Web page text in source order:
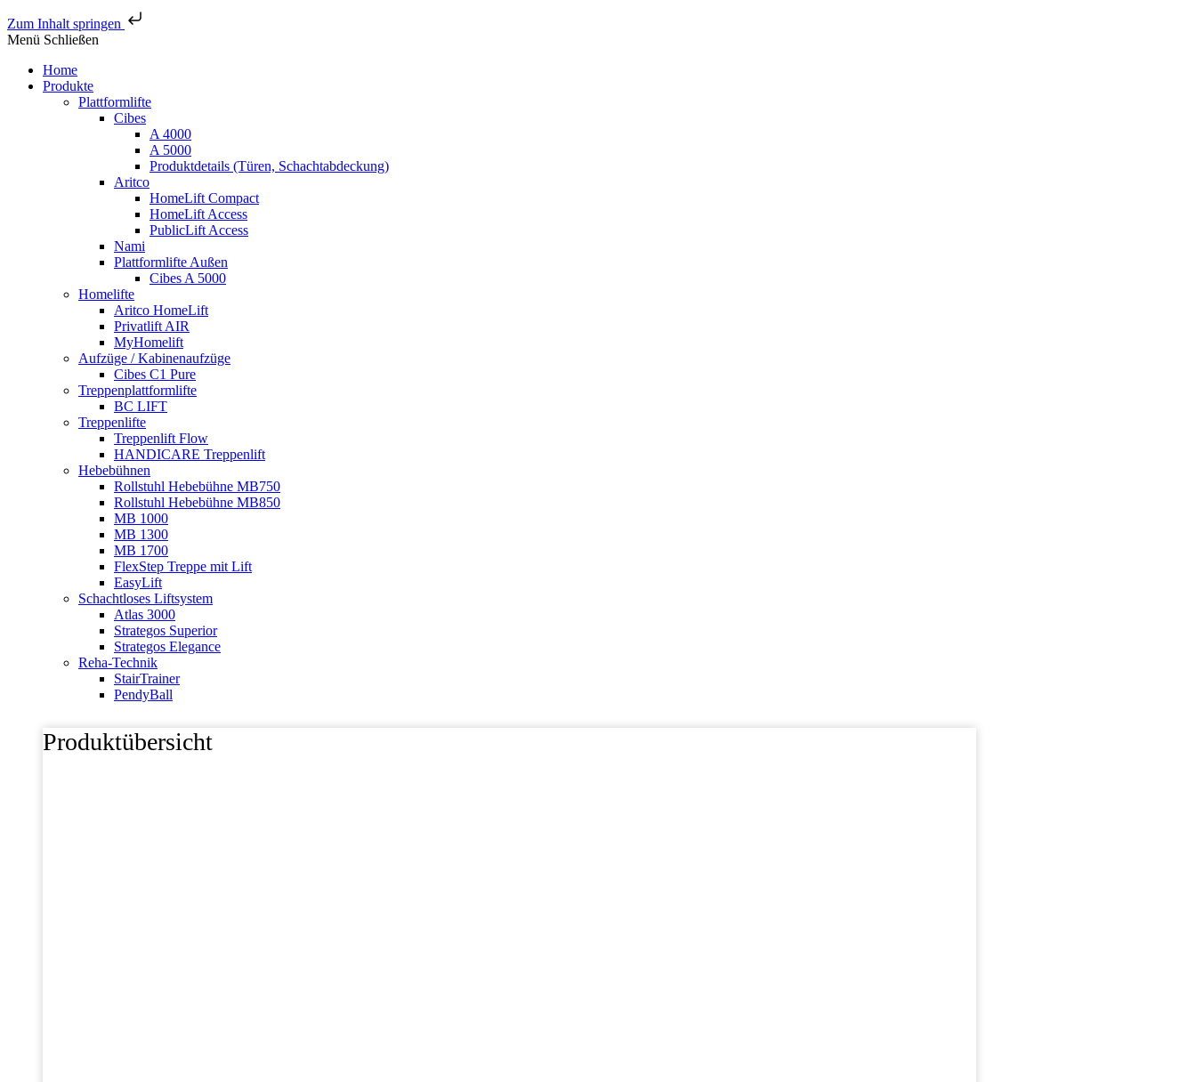
Zum Inhalt springen
Menü Schließen
Home
Produkte
Plattformlifte
Cibes
A 4000
A 5000
Produktdetails (Türen, Schachtabdeckung)
Aritco
HomeLift Compact
HomeLift Access
PublicLift Access
Nami
Plattformlifte Außen
Cibes A 5000
Homelifte
Aritco HomeLift
Privatlift AIR
MyHomelift
Aufzüge / Kabinenaufzüge
Cibes C1 Pure
Treppenplattformlifte
BC LIFT
Treppenlifte
Treppenlift Flow
HANDICARE Treppenlift
Hebebühnen
Rollstuhl Hebebühne MB750
Rollstuhl Hebebühne MB850
MB 1000
MB 1300
MB 1700
FlexStep Treppe mit Lift
EasyLift
Schachtloses Liftsystem
Atlas 3000
Strategos Superior
Strategos Elegance
Reha-Technik
StairTrainer
PendyBall
Produktübersicht